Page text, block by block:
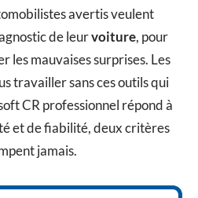
avertis veulent
de leurvoiture, pour
les mauvaises surprises. Les
travailler sans ces outils qui
CR professionnel répond à
et de fiabilité, deux critères
jamais.